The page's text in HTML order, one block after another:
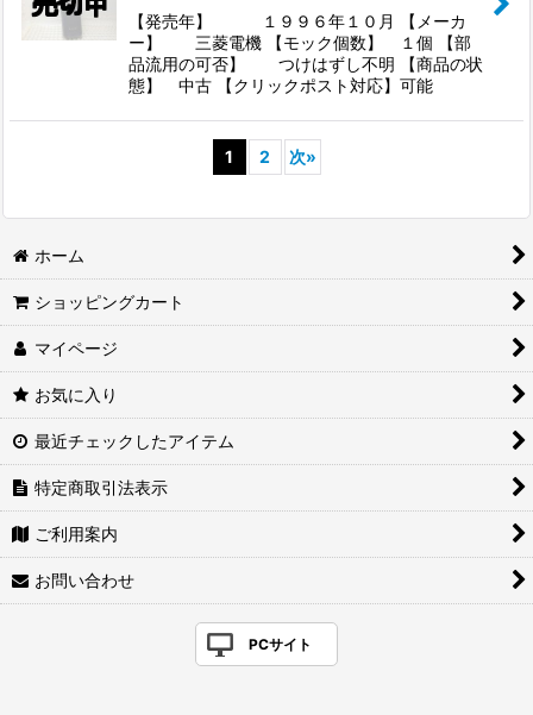
【発売年】 １９９６年１０月 【メーカ
ー】 三菱電機 【モック個数】 １個 【部
品流用の可否】 つけはずし不明 【商品の状
態】 中古 【クリックポスト対応】可能
1 2 次»
ホーム
ショッピングカート
マイページ
お気に入り
最近チェックしたアイテム
特定商取引法表示
ご利用案内
お問い合わせ
PCサイト